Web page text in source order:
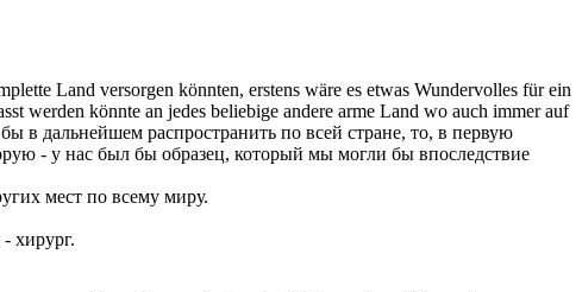
Land versorgen könnten, erstens wäre es etwas Wundervolles für ein
werden könnte an jedes beliebige andere arme Land wo auch immer auf
в дальнейшем распространить по всей стране, то, в первую
- у нас был бы образец, который мы могли бы впоследствие
мест по всему миру.
- хирург.